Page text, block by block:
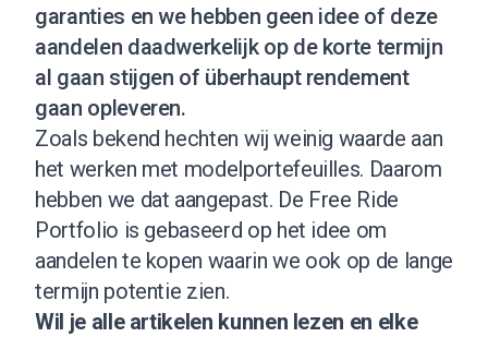
garanties en we hebben geen idee of deze
aandelen daadwerkelijk op de korte termijn
al gaan stijgen of überhaupt rendement
gaan opleveren.
Zoals bekend hechten wij weinig waarde aan
het werken met modelportefeuilles. Daarom
hebben we dat aangepast. De Free Ride
Portfolio is gebaseerd op het idee om
aandelen te kopen waarin we ook op de lange
termijn potentie zien.
Wil je alle artikelen kunnen lezen en elke